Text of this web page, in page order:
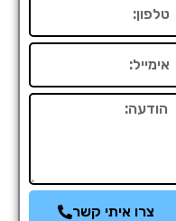
הודעה
צרו איתי קשר